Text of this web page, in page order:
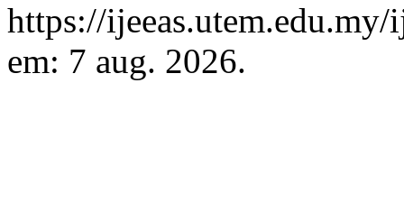
https://
em: 7 aug. 2026.